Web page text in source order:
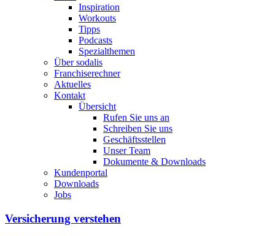
Inspiration
Workouts
Tipps
Podcasts
Spezialthemen
Über sodalis
Franchiserechner
Aktuelles
Kontakt
Übersicht
Rufen Sie uns an
Schreiben Sie uns
Geschäftsstellen
Unser Team
Dokumente & Downloads
Kundenportal
Downloads
Jobs
Versicherung verstehen